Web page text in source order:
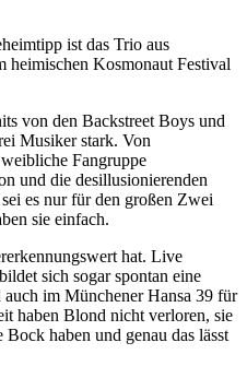
ist das Trio aus
heimischen Kosmonaut Festival
von den Backstreet Boys und
Musiker stark. Von
Fangruppe
und die desillusionierenden
es nur für den großen Zwei
sie einfach.
hat. Live
sich sogar spontan eine
im Münchener Hansa 39 für
haben Blond nicht verloren, sie
haben und genau das lässt